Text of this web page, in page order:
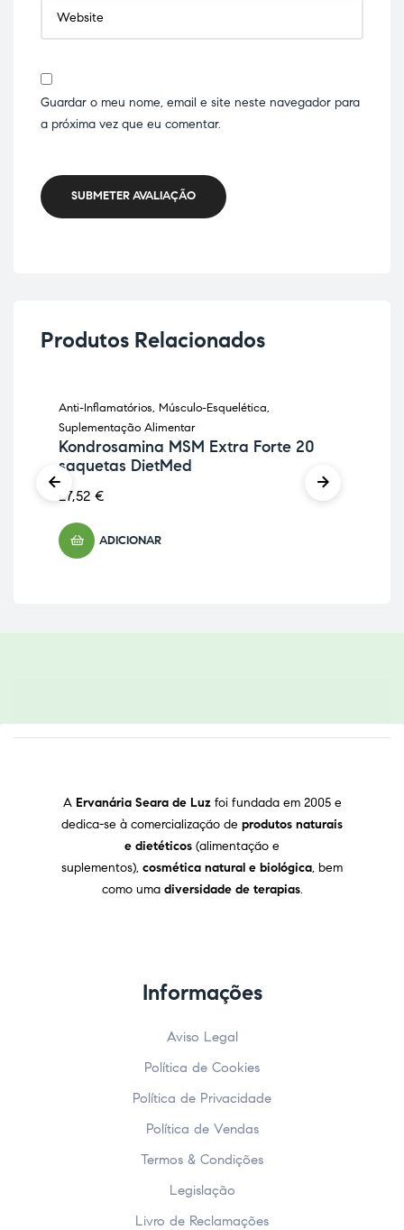
Guardar o meu nome, email e site neste navegador para
a próxima vez que eu comentar.
SUBMETER AVALIAÇÃO
Produtos Relacionados
Anti-Inflamatórios, Músculo-Esquelética,
Suplementação Alimentar
Kondrosamina MSM Extra Forte 20
saquetas DietMed
27,52 €
ADICIONAR
A Ervanária Seara de Luz foi fundada em 2005 e
dedica-se à comercialização de produtos naturais
e dietéticos (alimentação e
suplementos), cosmética natural e biológica, bem
como uma diversidade de terapias.
Informações
Aviso Legal
Política de Cookies
Política de Privacidade
Política de Vendas
Termos & Condições
Legislação
Livro de Reclamações